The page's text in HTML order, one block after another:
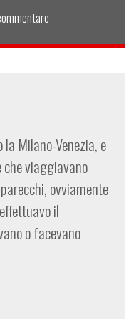
Milano-Venezia, e
viaggiavano
ovviamente
il
o facevano